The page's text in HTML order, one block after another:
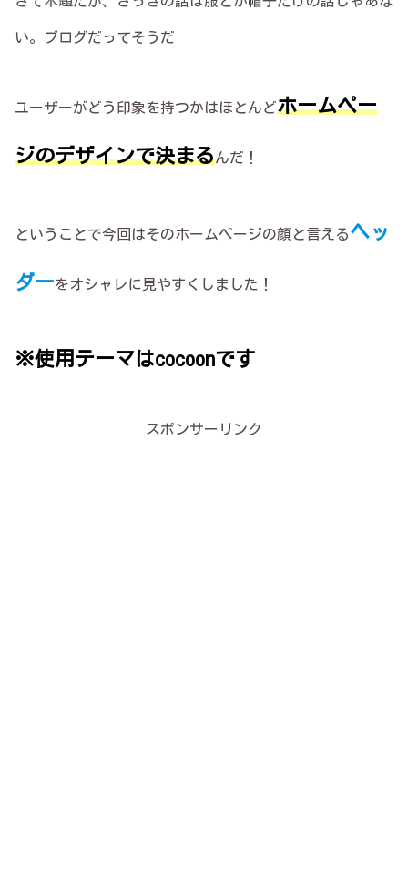
い。ブログだってそうだ
ユーザーがどう印象を持つかはほとんどホームペー
ジのデザインで決まるんだ！
ということで今回はそのホームページの顔と言えるヘッ
ダーをオシャレに見やすくしました！
※使用テーマはcocoonです
スポンサーリンク